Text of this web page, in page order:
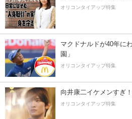
オリコンタイアップ特集
マクドナルドが40年に
園」
オリコンタイアップ特集
向井康二イケメンすぎ
オリコンタイアップ特集